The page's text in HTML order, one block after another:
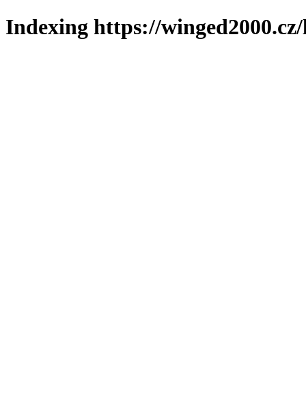
Indexing https://